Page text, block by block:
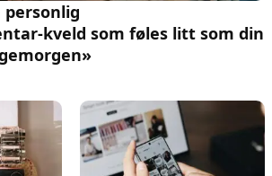
personlig
som føles litt som din